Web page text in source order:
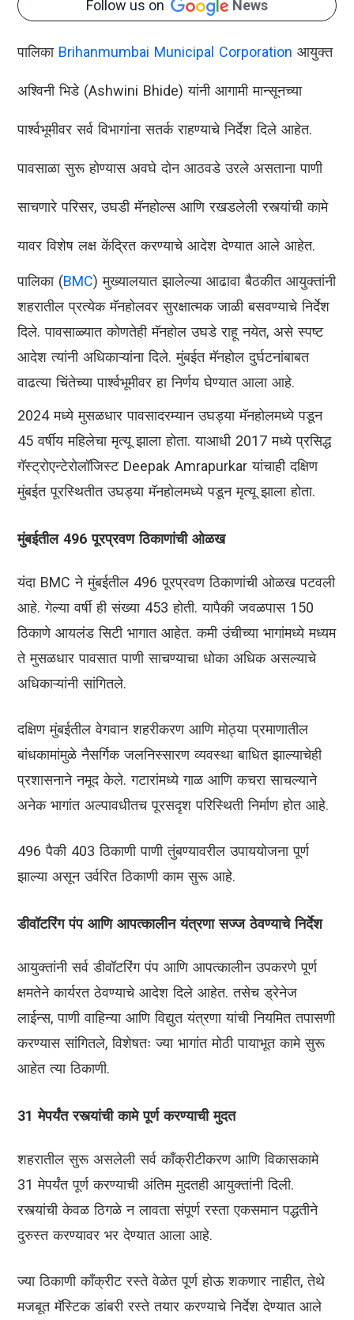
Follow us on News
पालिका Brihanmumbai Municipal Corporation आयुक्त
अश्विनी भिडे (Ashwini Bhide) यांनी आगामी मान्सूनच्या
पार्श्वभूमीवर सर्व विभागांना सतर्क राहण्याचे निर्देश दिले आहेत.
पावसाळा सुरू होण्यास अवघे दोन आठवडे उरले असताना पाणी
साचणारे परिसर, उघडी मॅनहोल्स आणि रखडलेली रस्त्यांची कामे
यावर विशेष लक्ष केंद्रित करण्याचे आदेश देण्यात आले आहेत.
पालिका (BMC) मुख्यालयात झालेल्या आढावा बैठकीत आयुक्तांनी
शहरातील प्रत्येक मॅनहोलवर सुरक्षात्मक जाळी बसवण्याचे निर्देश
दिले. पावसाळ्यात कोणतेही मॅनहोल उघडे राहू नयेत, असे स्पष्ट
आदेश त्यांनी अधिकाऱ्यांना दिले. मुंबईत मॅनहोल दुर्घटनांबाबत
वाढत्या चिंतेच्या पार्श्वभूमीवर हा निर्णय घेण्यात आला आहे.
2024 मध्ये मुसळधार पावसादरम्यान उघड्या मॅनहोलमध्ये पडून
45 वर्षीय महिलेचा मृत्यू झाला होता. याआधी 2017 मध्ये प्रसिद्ध
गॅस्ट्रोएन्टेरोलॉजिस्ट Deepak Amrapurkar यांचाही दक्षिण
मुंबईत पूरस्थितीत उघड्या मॅनहोलमध्ये पडून मृत्यू झाला होता.
मुंबईतील 496 पूरप्रवण ठिकाणांची ओळख
यंदा BMC ने मुंबईतील 496 पूरप्रवण ठिकाणांची ओळख पटवली
आहे. गेल्या वर्षी ही संख्या 453 होती. यापैकी जवळपास 150
ठिकाणे आयलंड सिटी भागात आहेत. कमी उंचीच्या भागांमध्ये मध्यम
ते मुसळधार पावसात पाणी साचण्याचा धोका अधिक असल्याचे
अधिकाऱ्यांनी सांगितले.
दक्षिण मुंबईतील वेगवान शहरीकरण आणि मोठ्या प्रमाणातील
बांधकामांमुळे नैसर्गिक जलनिस्सारण व्यवस्था बाधित झाल्याचेही
प्रशासनाने नमूद केले. गटारांमध्ये गाळ आणि कचरा साचल्याने
अनेक भागांत अल्पावधीतच पूरसदृश परिस्थिती निर्माण होत आहे.
496 पैकी 403 ठिकाणी पाणी तुंबण्यावरील उपाययोजना पूर्ण
झाल्या असून उर्वरित ठिकाणी काम सुरू आहे.
डीवॉटरिंग पंप आणि आपत्कालीन यंत्रणा सज्ज ठेवण्याचे निर्देश
आयुक्तांनी सर्व डीवॉटरिंग पंप आणि आपत्कालीन उपकरणे पूर्ण
क्षमतेने कार्यरत ठेवण्याचे आदेश दिले आहेत. तसेच ड्रेनेज
लाईन्स, पाणी वाहिन्या आणि विद्युत यंत्रणा यांची नियमित तपासणी
करण्यास सांगितले, विशेषतः ज्या भागांत मोठी पायाभूत कामे सुरू
आहेत त्या ठिकाणी.
31 मेपर्यंत रस्त्यांची कामे पूर्ण करण्याची मुदत
शहरातील सुरू असलेली सर्व काँक्रीटीकरण आणि विकासकामे
31 मेपर्यंत पूर्ण करण्याची अंतिम मुदतही आयुक्तांनी दिली.
रस्त्यांची केवळ ठिगळे न लावता संपूर्ण रस्ता एकसमान पद्धतीने
दुरुस्त करण्यावर भर देण्यात आला आहे.
ज्या ठिकाणी काँक्रीट रस्ते वेळेत पूर्ण होऊ शकणार नाहीत, तेथे
मजबूत मॅस्टिक डांबरी रस्ते तयार करण्याचे निर्देश देण्यात आले